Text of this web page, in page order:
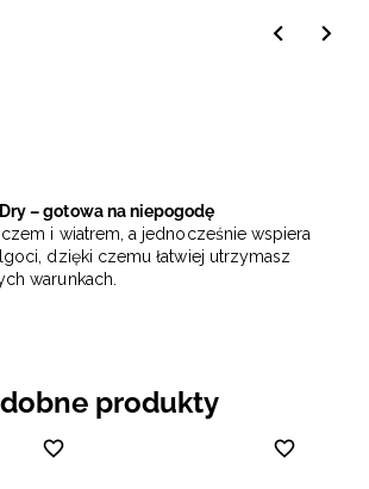
– gotowa na niepogodę
i wiatrem, a jednocześnie wspiera
dzięki czemu łatwiej utrzymasz
warunkach.
produkty